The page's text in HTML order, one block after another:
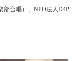
部合唱）、NPO法人D4P